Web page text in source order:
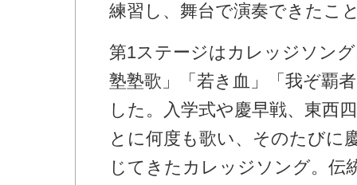
練習し、舞台で演奏できたこ
第1ステージはカレッジソン
塾塾歌」「若き血」「我ぞ覇
した。入学式や慶早戦、東西
とに何度も歌い、そのたびに
じてきたカレッジソング。伝